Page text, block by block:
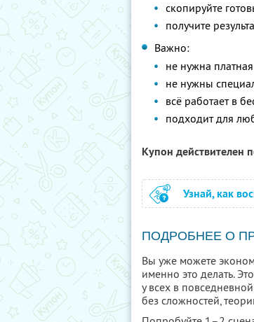
скопируйте
получите
Важно:
не нужна
не нужны
всё работает в
подходит для
Купон действителен
Узнай, как
ПОДРОБНЕЕ О
Вы уже можете
именно это делать.
у всех в
без сложностей,